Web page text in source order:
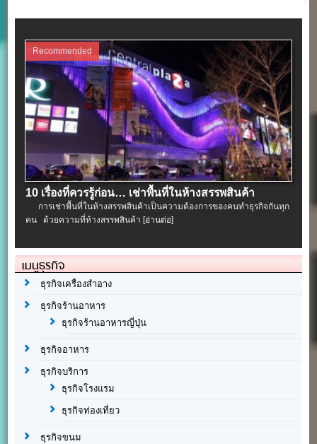
Recommended
10 เรื่องที่ควรรู้ก่อน… เช่าพื้นที่ในห้างสรรพสินค้า
การเช่าพื้นที่ในห้างสรรพสินค้าเป็นความต้องการของคนทำธุรกิจกันทุก
คน ด้วยความที่ห้างสรรพสินค้า [อ่านต่อ]
เมนูธุรกิจ
ธุรกิจเครื่องสำอาง
ธุรกิจร้านอาหาร
ธุรกิจร้านอาหารญี่ปุ่น
ธุรกิจอาหาร
ธุรกิจบริการ
ธุรกิจโรงแรม
ธุรกิจท่องเที่ยว
ธุรกิจขนม